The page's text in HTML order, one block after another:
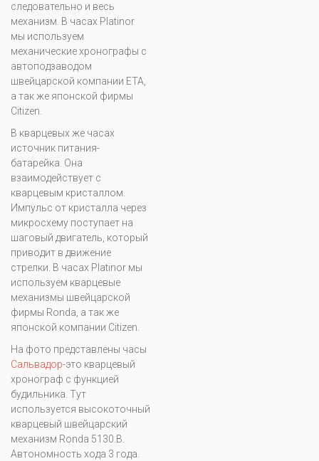
следовательно и весь
механизм. В часах Platinor
мы используем
механические хронографы с
автоподзаводом
швейцарской компании ETA,
а так же японской фирмы
Citizen.
В кварцевых же часах
источник питания-
батарейка. Она
взаимодействует с
кварцевым кристаллом.
Импульс от кристалла через
микросхему поступает на
шаговый двигатель, который
приводит в движение
стрелки. В часах Platinor мы
используем кварцевые
механизмы швейцарской
фирмы Ronda, а так же
японской компании Citizen.
На фото представлены часы
Сальвадор-это кварцевый
хронограф с функцией
будильника. Тут
используется высокоточный
кварцевый швейцарский
механизм Ronda 5130.B.
Автономность хода 3 года.